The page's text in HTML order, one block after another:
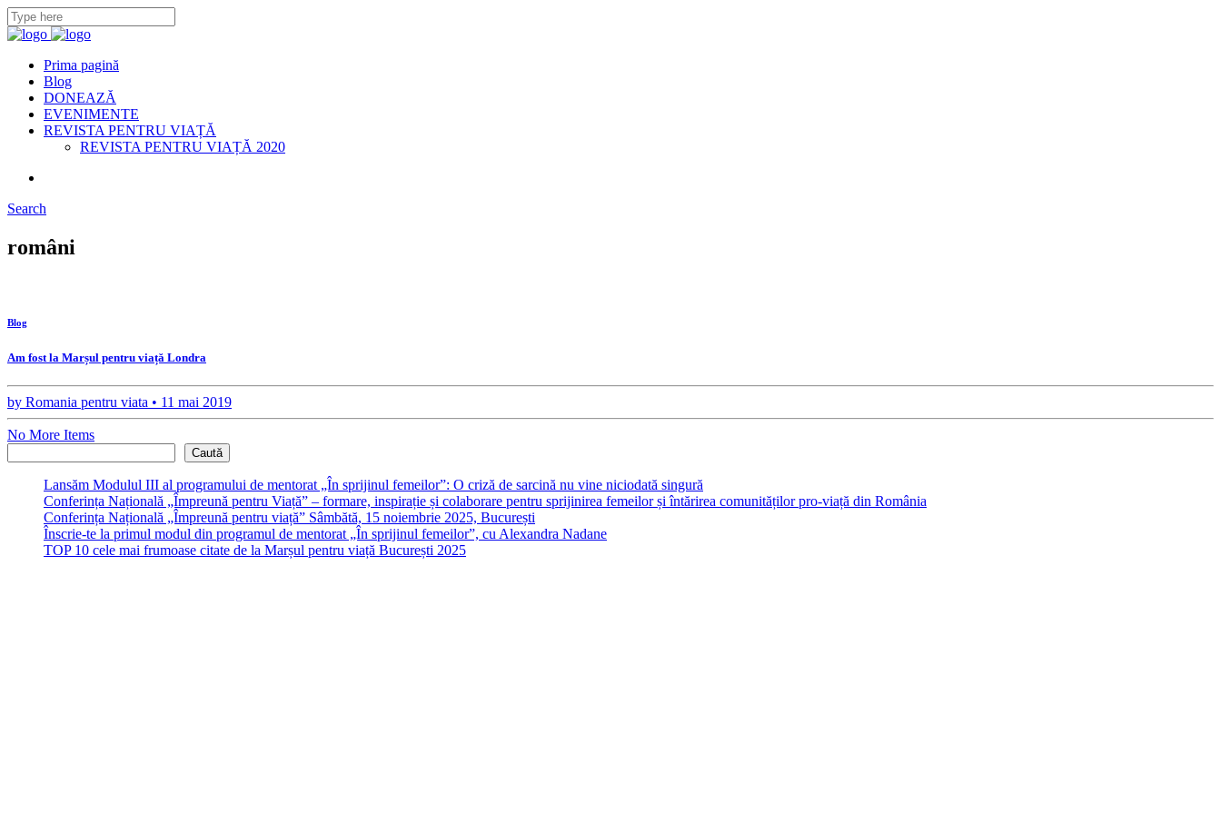
Prima pagină
Blog
DONEAZĂ
EVENIMENTE
REVISTA PENTRU VIAȚĂ
REVISTA PENTRU VIAȚĂ 2020
Search
români
Blog
Am fost la Marșul pentru viață Londra
by Romania pentru viata • 11 mai 2019
No More Items
Caută
Lansăm Modulul III al programului de mentorat „În sprijinul femeilor”: O criză de sarcină nu vine niciodată singură
Conferința Națională „Împreună pentru Viață” – formare, inspirație și colaborare pentru sprijinirea femeilor și întărirea comunităților pro-viață din România
Conferința Națională „Împreună pentru viață” Sâmbătă, 15 noiembrie 2025, București
Înscrie-te la primul modul din programul de mentorat „În sprijinul femeilor”, cu Alexandra Nadane
TOP 10 cele mai frumoase citate de la Marșul pentru viață București 2025